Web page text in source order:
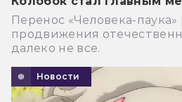
Перенос «Человека-паука»
продвижения
далеко не все.
Новости